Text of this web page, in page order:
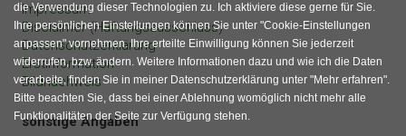
Impressum
Disclaimer (Haftungsausschluss)
Datenschutzerklärung
Erstinformation
Bildnachweis
sonstige Angaben
die Verwendung dieser Technologien zu. Ich aktiviere diese gerne für Sie.
Ihre persönlichen Einstellungen können Sie unter "Cookie-Einstellungen
anpassen" vornehmen. Ihre erteilte Einwilligung können Sie jederzeit
widerrufen, bzw. ändern. Weitere Informationen dazu und wie ich die Daten
verarbeite, finden Sie in meiner Datenschutzerklärung unter "Mehr erfahren".
Bitte beachten Sie, dass bei einer Ablehnung womöglich nicht mehr alle
Funktionalitäten der Seite zur Verfügung stehen.